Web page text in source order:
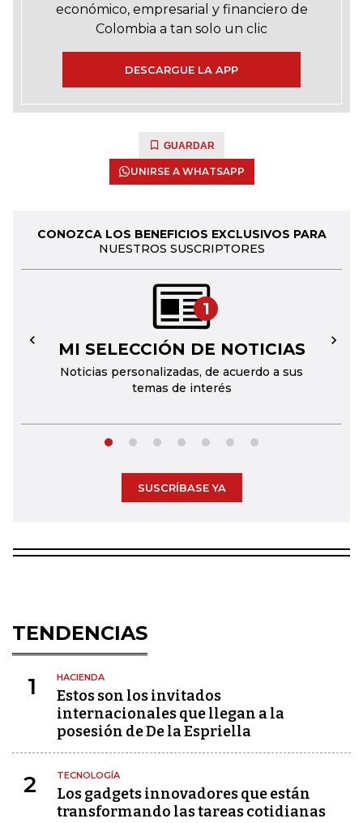
económico, empresarial y financiero de
Colombia a tan solo un clic
DESCARGUE LA APP
GUARDAR
UNIRSE A WHATSAPP
CONOZCA LOS BENEFICIOS EXCLUSIVOS PARA
NUESTROS SUSCRIPTORES
1
MI SELECCIÓN DE NOTICIAS
Noticias personalizadas, de acuerdo a sus
temas de interés
← →
SUSCRÍBASE YA
TENDENCIAS
1 HACIENDA
Estos son los invitados
internacionales que llegan a la
posesión de De la Espriella
2 TECNOLOGÍA
Los gadgets innovadores que están
transformando las tareas cotidianas